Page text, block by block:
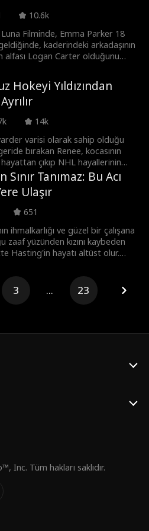
muhteşem bir dönüşüm yaşar;
becerilerini kanıtlamaya ve
KRALİÇESİ unvanını geri
10.6k
Filminde, Emma Parker 18
kaderindeki arkadaşının
alfası Logan Carter olduğunu
Kısa bir süre sonra Emma
bir kurt olmadığını ve
pek çok tehlikeli insanın olduğunu
Alpha Logan, Emma'yı reddetti,
Emma'yı güvende tutmak için
riske atmaya hazır?
Hokeyi Yıldızından
14k
varisi olarak sahip olduğu
bırakan Renee, kocasının
çıkıp NHL hayallerinin
gitmesine yardım etmeye adar
yıkıcı bir düşük yaşadıktan
bir gerçekle yüzleşir: Uğruna
feda ettiği adam, belki de başka
Sınır Tanımaz: Bu Acı
Ulaşır
651
ihmalkarlığı ve güzel bir çalışana
zaaf yüzünden kızını kaybeden
Hasting'in hayatı altüst olur.
ondan sakladığını düşünerek
Charlotte'a zindan etmeye devam
3 ... 23
Inc. Tüm hakları saklıdır.